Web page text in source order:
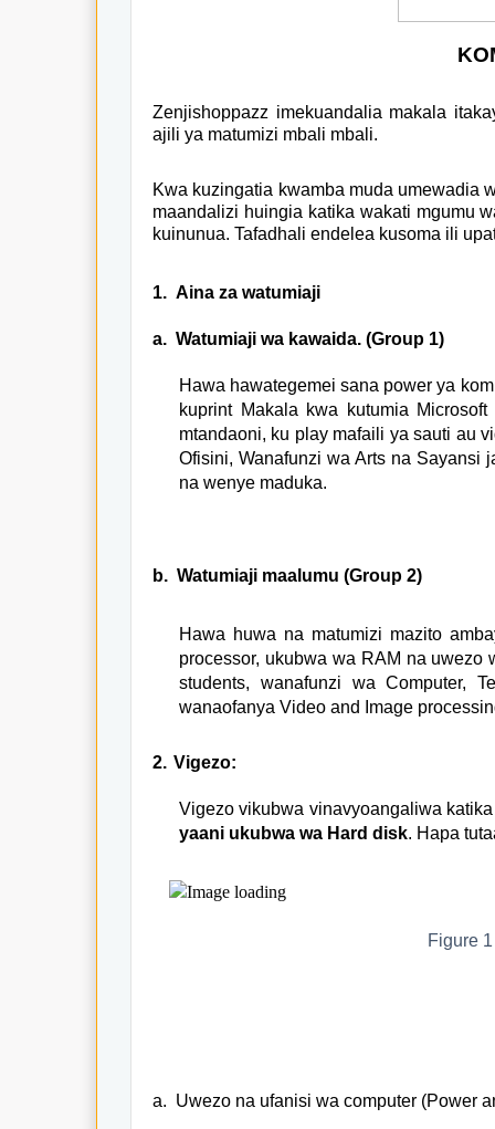
Zenjishoppazz imekuandalia makala
ajili ya matumizi mbali mbali.
Kwa kuzingatia kwamba muda umewadia
maandalizi huingia katika wakati mgumu
kuinunua. Tafadhali endelea kusoma ili
1. Aina za watumiaji
a. Watumiaji wa kawaida. (Group 1)
Hawa hawategemei sana power ya
kuprint Makala kwa kutumia
mtandaoni, ku play mafaili ya sauti au
Ofisini, Wanafunzi wa Arts na Sayansi
na wenye maduka.
b. Watumiaji maalumu (Group 2)
Hawa huwa na matumizi mazito
processor, ukubwa wa RAM na uwezo
students, wanafunzi wa Computer,
wanaofanya Video and Image
2. Vigezo:
Vigezo vikubwa vinavyoangaliwa
yaani ukubwa wa Hard disk. Hapa
Figure 1
a. Uwezo na ufanisi wa computer (Power